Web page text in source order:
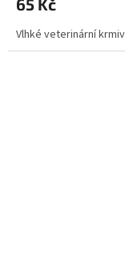
65 Kč
Vlhké veterinární